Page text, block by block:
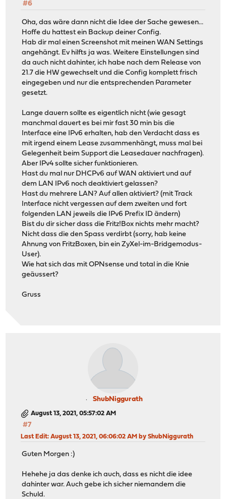
#6
Oha, das wäre dann nicht die Idee der Sache gewesen...
Hoffe du hattest ein Backup deiner Config.
Hab dir mal einen Screenshot mit meinen WAN Settings
angehängt. Ev hilfts ja was. Weitere Einstellungen sind
da auch nicht dahinter, ich habe nach dem Release von
21.7 die HW gewechselt und die Config komplett frisch
eingegeben und nur die entsprechenden Parameter
gesetzt.
Lange dauern sollte es eigentlich nicht (wie gesagt
manchmal dauert es bei mir fast 30 min bis die
Interface eine IPv6 erhalten, hab den Verdacht dass es
mit irgend einem Lease zusammenhängt, muss mal bei
Gelegenheit beim Support die Leasedauer nachfragen).
Aber IPv4 sollte sicher funktionieren.
Hast du mal nur DHCPv6 auf WAN aktiviert und auf
dem LAN IPv6 noch deaktiviert gelassen?
Hast du mehrere LAN? Auf allen aktiviert? (mit Track
Interface nicht vergessen auf dem zweiten und fort
folgenden LAN jeweils die IPv6 Prefix ID ändern)
Bist du dir sicher dass die Fritz!Box nichts mehr macht?
Nicht dass die den Spass verdirbt (sorry, hab keine
Ahnung von FritzBoxen, bin ein ZyXel-im-Bridgemodus-
User).
Wie hat sich das mit OPNsense und total in die Knie
geäussert?
Gruss
ShubNiggurath
August 13, 2021, 05:57:02 AM
#7
Last Edit: August 13, 2021, 06:06:02 AM by ShubNiggurath
Guten Morgen :)
Hehehe ja das denke ich auch, dass es nicht die idee
dahinter war. Auch gebe ich sicher niemandem die
Schuld.